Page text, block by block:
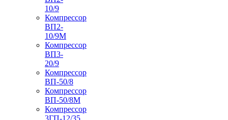
10/9
Компрессор
ВП2-
10/9М
Компрессор
ВП3-
20/9
Компрессор
ВП-50/8
Компрессор
ВП-50/8М
Компрессор
3ГП-12/35